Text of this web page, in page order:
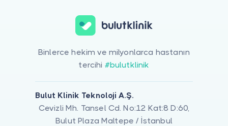
Binlerce hekim ve milyonlarca hastanın
tercihi #bulutklinik
Bulut Klinik Teknoloji A.Ş.
Cevizli Mh. Tansel Cd. No:12 Kat:8 D:60,
Bulut Plaza Maltepe / İstanbul